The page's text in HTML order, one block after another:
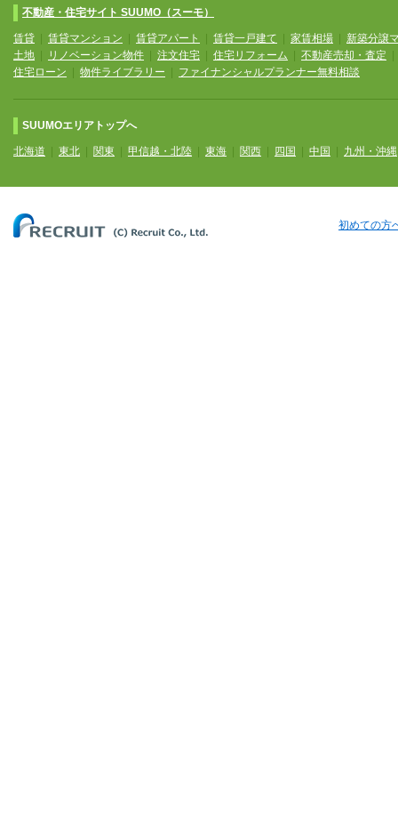
不動産・住宅サイト SUUMO（スーモ）
賃貸 賃貸マンション 賃貸アパート 賃貸一戸建て 家賃相場
新築分譲
土地
リノベーション物件 注文住宅 住宅リフォーム 不動産売却・査定
住宅ローン
物件ライブラリー ファイナンシャルプランナー無料相談
SUUMOエリアトップへ
北海道 東北 関東 甲信越・北陸 東海 関西 四国 中国 九州・沖縄
初めての方